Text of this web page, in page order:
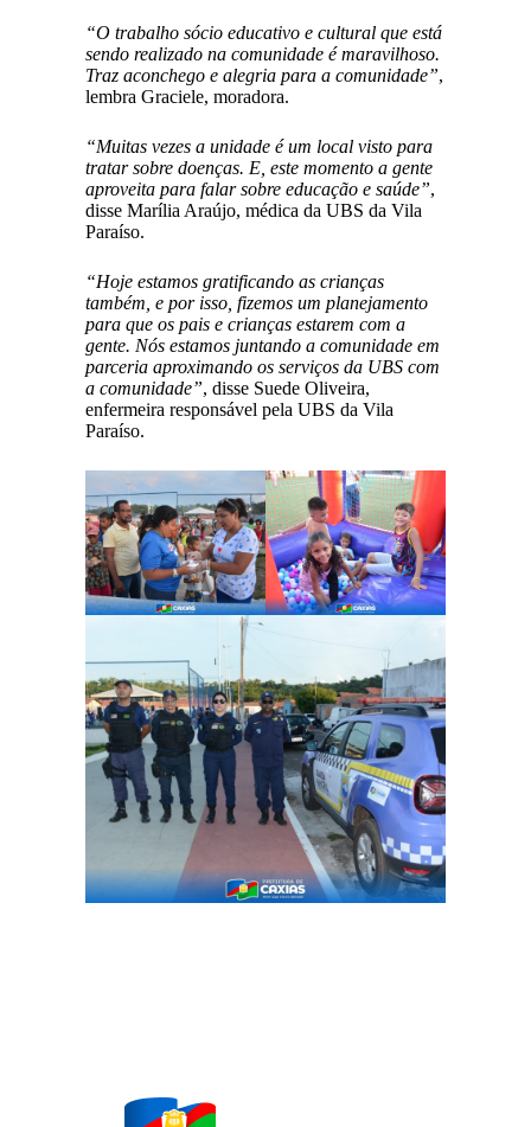
“O trabalho sócio educativo e cultural que está
sendo realizado na comunidade é maravilhoso.
Traz aconchego e alegria para a comunidade”,
lembra Graciele, moradora.
“Muitas vezes a unidade é um local visto para
tratar sobre doenças. E, este momento a gente
aproveita para falar sobre educação e saúde”,
disse Marília Araújo, médica da UBS da Vila
Paraíso.
“Hoje estamos gratificando as crianças
também, e por isso, fizemos um planejamento
para que os pais e crianças estarem com a
gente. Nós estamos juntando a comunidade em
parceria aproximando os serviços da UBS com
a comunidade”, disse Suede Oliveira,
enfermeira responsável pela UBS da Vila
Paraíso.